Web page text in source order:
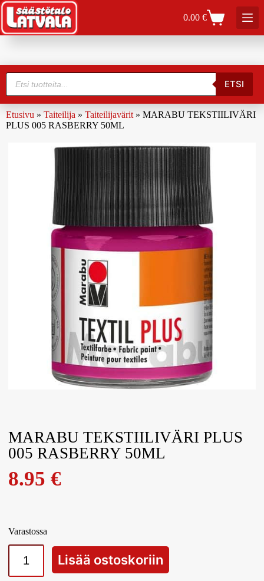
0.00€
ETSI
Etusivu » Taiteilija » Taiteilijavärit » MARABU TEKSTIILIVÄRI
PLUS 005 RASBERRY 50ML
MARABU TEKSTIILIVÄRI PLUS
005 RASBERRY 50ML
8.95€
Varastossa
Lisää ostoskoriin